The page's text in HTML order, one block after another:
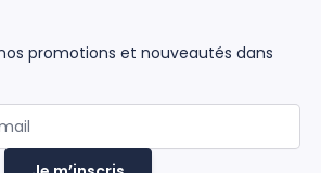
promotions et nouveautés dans